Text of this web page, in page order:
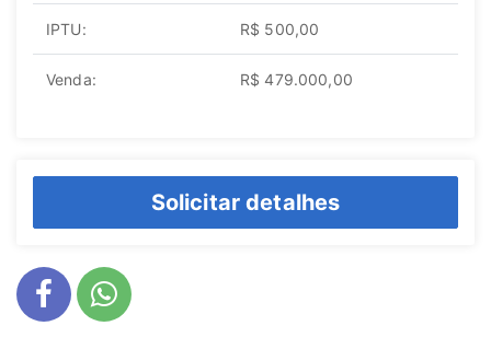
IPTU: R$ 500,00
Venda: R$ 479.000,00
Solicitar detalhes